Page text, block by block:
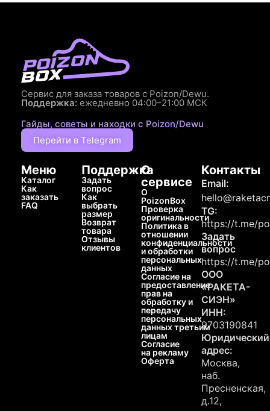
Сервис для заказа товаров с Poizon/Dewu.
Поддержка: ежедневно 04:00–21:00 МСК
Гайды, советы и находки с Poizon/Dewu
Перейти в Telegram
Меню
Каталог
Как
заказать
FAQ
Поддержка
Задать
вопрос
Как
выбрать
размер
Возврат
товара
Отзывы
клиентов
О
сервисе
О
PoizonBox
Проверка
оригинальности
Политика в
отношении
конфиденциальности
и обработки
персональных
данных
Согласие на
предоставление
прав на
обработку и
передачу
персональных
данных третьим
лицам
Согласие
на рекламу
Оферта
Контакты
Email:
TG:
https://t.me/
Задать
вопрос
https://t.me/
ООО
«РАКЕТА-
СИЭН»
ИНН:
9703190841
Юридический
адрес:
Москва,
наб.
Пресненская,
д.12,